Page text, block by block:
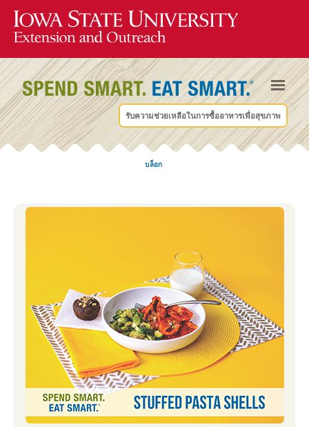
รับความช่วยเหลือในการซื้ออาหารเพื่อสุขภาพ
บล็อก